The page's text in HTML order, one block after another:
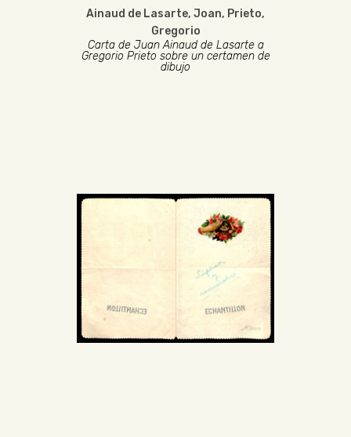
Ainaud de Lasarte, Joan, Prieto,
Gregorio
Carta de Juan Ainaud de Lasarte a
Gregorio Prieto sobre un certamen de
dibujo